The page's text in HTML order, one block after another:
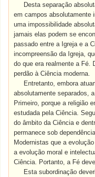
Desta separação
em campos absolutamente
uma impossibilidade
jamais elas podem se
passado entre a Igreja e a
incompreensão da Igreja,
do que era realmente a Fé.
perdão à Ciência moderna.
Entretanto, embora
absolutamente separados,
Primeiro, porque a religião
estudada pela Ciência.
do âmbito da Ciência e
permanece sob
Modernistas que a
a evolução moral e
Ciência. Portanto, a Fé
Esta subordinação